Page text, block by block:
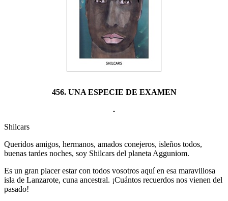
456. UNA ESPECIE DE EXAMEN
.
Shilcars
Queridos amigos, hermanos, amados conejeros, isleños todos,
buenas tardes noches, soy Shilcars del planeta Agguniom.
Es un gran placer estar con todos vosotros aquí en esa maravillosa
isla de Lanzarote, cuna ancestral. ¡Cuántos recuerdos nos vienen del
pasado!